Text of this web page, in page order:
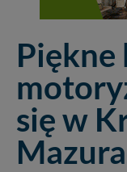
Piękne
się w